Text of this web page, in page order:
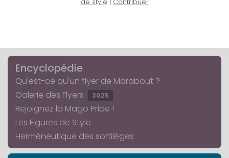
de style | Contribuer
Encyclopédie
Qu'est-ce qu'un flyer de Marabout ?
Galerie des Flyers
3025
Rejoignez la Mago Pride !
Les Figures de Style
Herméneutique des sortilèges